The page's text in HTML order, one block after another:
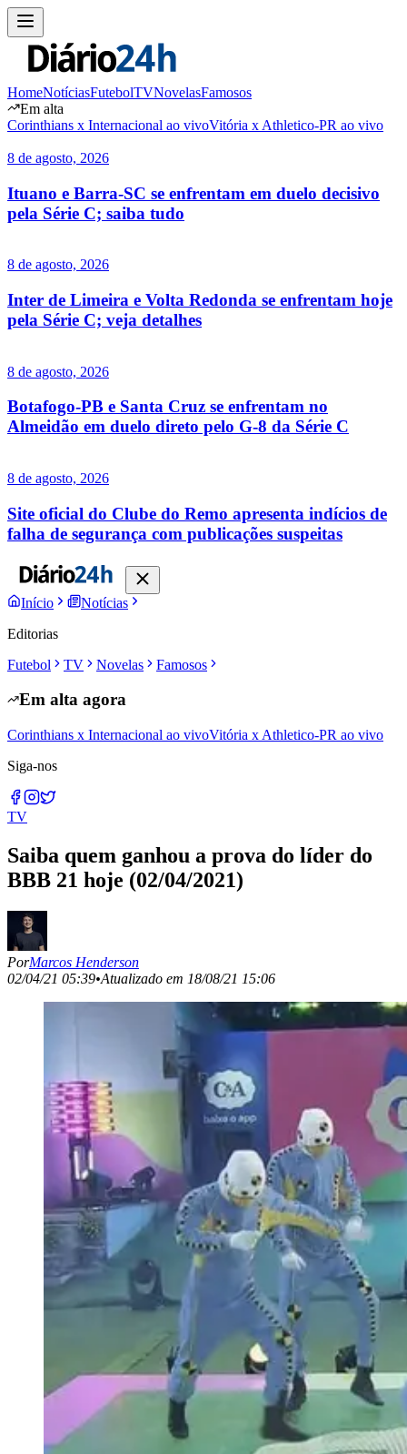
HomeNotíciasFutebolTVNovelasFamosos
Em alta
Corinthians x Internacional ao vivoVitória x Athletico-PR ao vivo
8 de agosto, 2026
Ituano e Barra-SC se enfrentam em duelo decisivo
pela Série C; saiba tudo
8 de agosto, 2026
Inter de Limeira e Volta Redonda se enfrentam hoje
pela Série C; veja detalhes
8 de agosto, 2026
Botafogo-PB e Santa Cruz se enfrentam no
Almeidão em duelo direto pelo G-8 da Série C
8 de agosto, 2026
Site oficial do Clube do Remo apresenta indícios de
falha de segurança com publicações suspeitas
Início
Notícias
Editorias
Futebol
TV Novelas Famosos
Em alta agora
Corinthians x Internacional ao vivoVitória x Athletico-PR ao vivo
Siga-nos
TV
Saiba quem ganhou a prova do líder do
BBB 21 hoje (02/04/2021)
PorMarcos Henderson
02/04/21 05:39•Atualizado em 18/08/21 15:06